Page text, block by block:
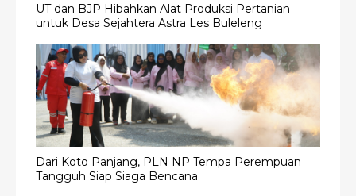
UT dan BJP Hibahkan Alat Produksi Pertanian
untuk Desa Sejahtera Astra Les Buleleng
Dari Koto Panjang, PLN NP Tempa Perempuan
Tangguh Siap Siaga Bencana